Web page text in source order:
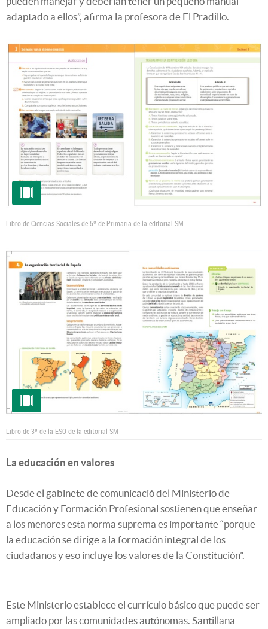
adaptado a ellos”, afirma la profesora de El Pradillo.
Libro de Ciencias Sociales de 5º de Primaria de la editorial SM
Libro de 3º de la ESO de la editorial SM
La educación en valores
Desde el gabinete de comunicació del Ministerio de
Educación y Formación Profesional sostienen que enseñar
a los menores esta norma suprema es importante “porque
la educación se dirige a la formación integral de los
ciudadanos y eso incluye los valores de la Constitución”.
Este Ministerio establece el currículo básico que puede ser
ampliado por las comunidades autónomas. Santillana